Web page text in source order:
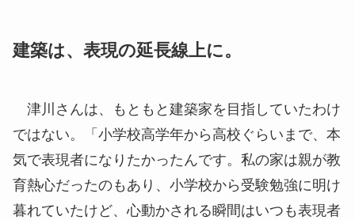
建築は、表現の延長線上に。
津川さんは、もともと建築家を目指していたわけ
ではない。「小学校高学年から高校ぐらいまで、本
気で表現者になりたかったんです。私の家は親が教
育熱心だったのもあり、小学校から受験勉強に明け
暮れていたけど、心動かされる瞬間はいつも表現者